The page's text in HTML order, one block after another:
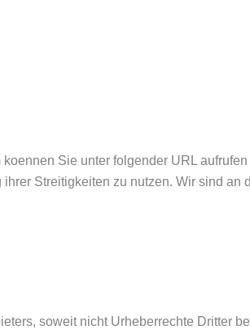
Sie unter folgender URL aufrufen
Streitigkeiten zu nutzen. Wir sind an
soweit nicht Urheberrechte Dritter